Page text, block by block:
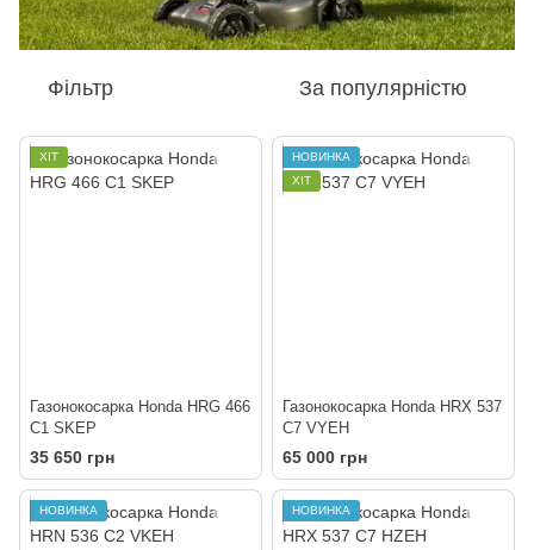
Фільтр За популярністю
ХІТ
Газонокосарка Honda HRG 466
C1 SKEP
35 650 грн
НОВИНКА
ХІТ
Газонокосарка Honda HRX 537
C7 VYEH
65 000 грн
НОВИНКА НОВИНКА